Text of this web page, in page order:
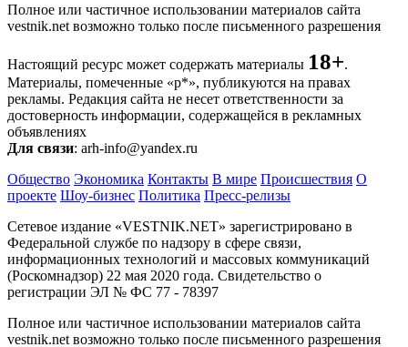
Полное или частичное использовании материалов сайта
vestnik.net возможно только после письменного разрешения
Настоящий ресурс может содержать материалы 18+.
Материалы, помеченные «р*», публикуются на правах
рекламы. Редакция сайта не несет ответственности за
достоверность информации, содержащейся в рекламных
объявлениях
Для связи: arh-info@yandex.ru
Общество Экономика Контакты В мире Происшествия О
проекте Шоу-бизнес Политика Пресс-релизы
Сетевое издание «VESTNIK.NET» зарегистрировано в
Федеральной службе по надзору в сфере связи,
информационных технологий и массовых коммуникаций
(Роскомнадзор) 22 мая 2020 года. Свидетельство о
регистрации ЭЛ № ФС 77 - 78397
Полное или частичное использовании материалов сайта
vestnik.net возможно только после письменного разрешения